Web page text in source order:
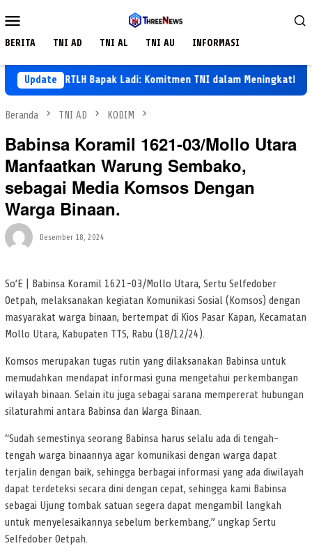
ke
Mobile
BERITA TNI AD TNI AL TNI AU INFORMASI
UpdateRTLH Bapak Ladi: Komitmen TNI dalam Meningkatkan
Beranda TNI AD KODIM
Babinsa Koramil 1621-03/Mollo Utara
Manfaatkan Warung Sembako,
sebagai Media Komsos Dengan
Warga Binaan.
Desember 18, 2024
So’E | Babinsa Koramil 1621-03/Mollo Utara, Sertu Selfedober
Oetpah, melaksanakan kegiatan Komunikasi Sosial (Komsos) dengan
masyarakat warga binaan, bertempat di Kios Pasar Kapan, Kecamatan
Mollo Utara, Kabupaten TTS, Rabu (18/12/24).
Komsos merupakan tugas rutin yang dilaksanakan Babinsa untuk
memudahkan mendapat informasi guna mengetahui perkembangan
wilayah binaan. Selain itu juga sebagai sarana mempererat hubungan
silaturahmi antara Babinsa dan Warga Binaan.
“Sudah semestinya seorang Babinsa harus selalu ada di tengah-
tengah warga binaannya agar komunikasi dengan warga dapat
terjalin dengan baik, sehingga berbagai informasi yang ada diwilayah
dapat terdeteksi secara dini dengan cepat, sehingga kami Babinsa
sebagai Ujung tombak satuan segera dapat mengambil langkah
untuk menyelesaikannya sebelum berkembang,” ungkap Sertu
Selfedober Oetpah.